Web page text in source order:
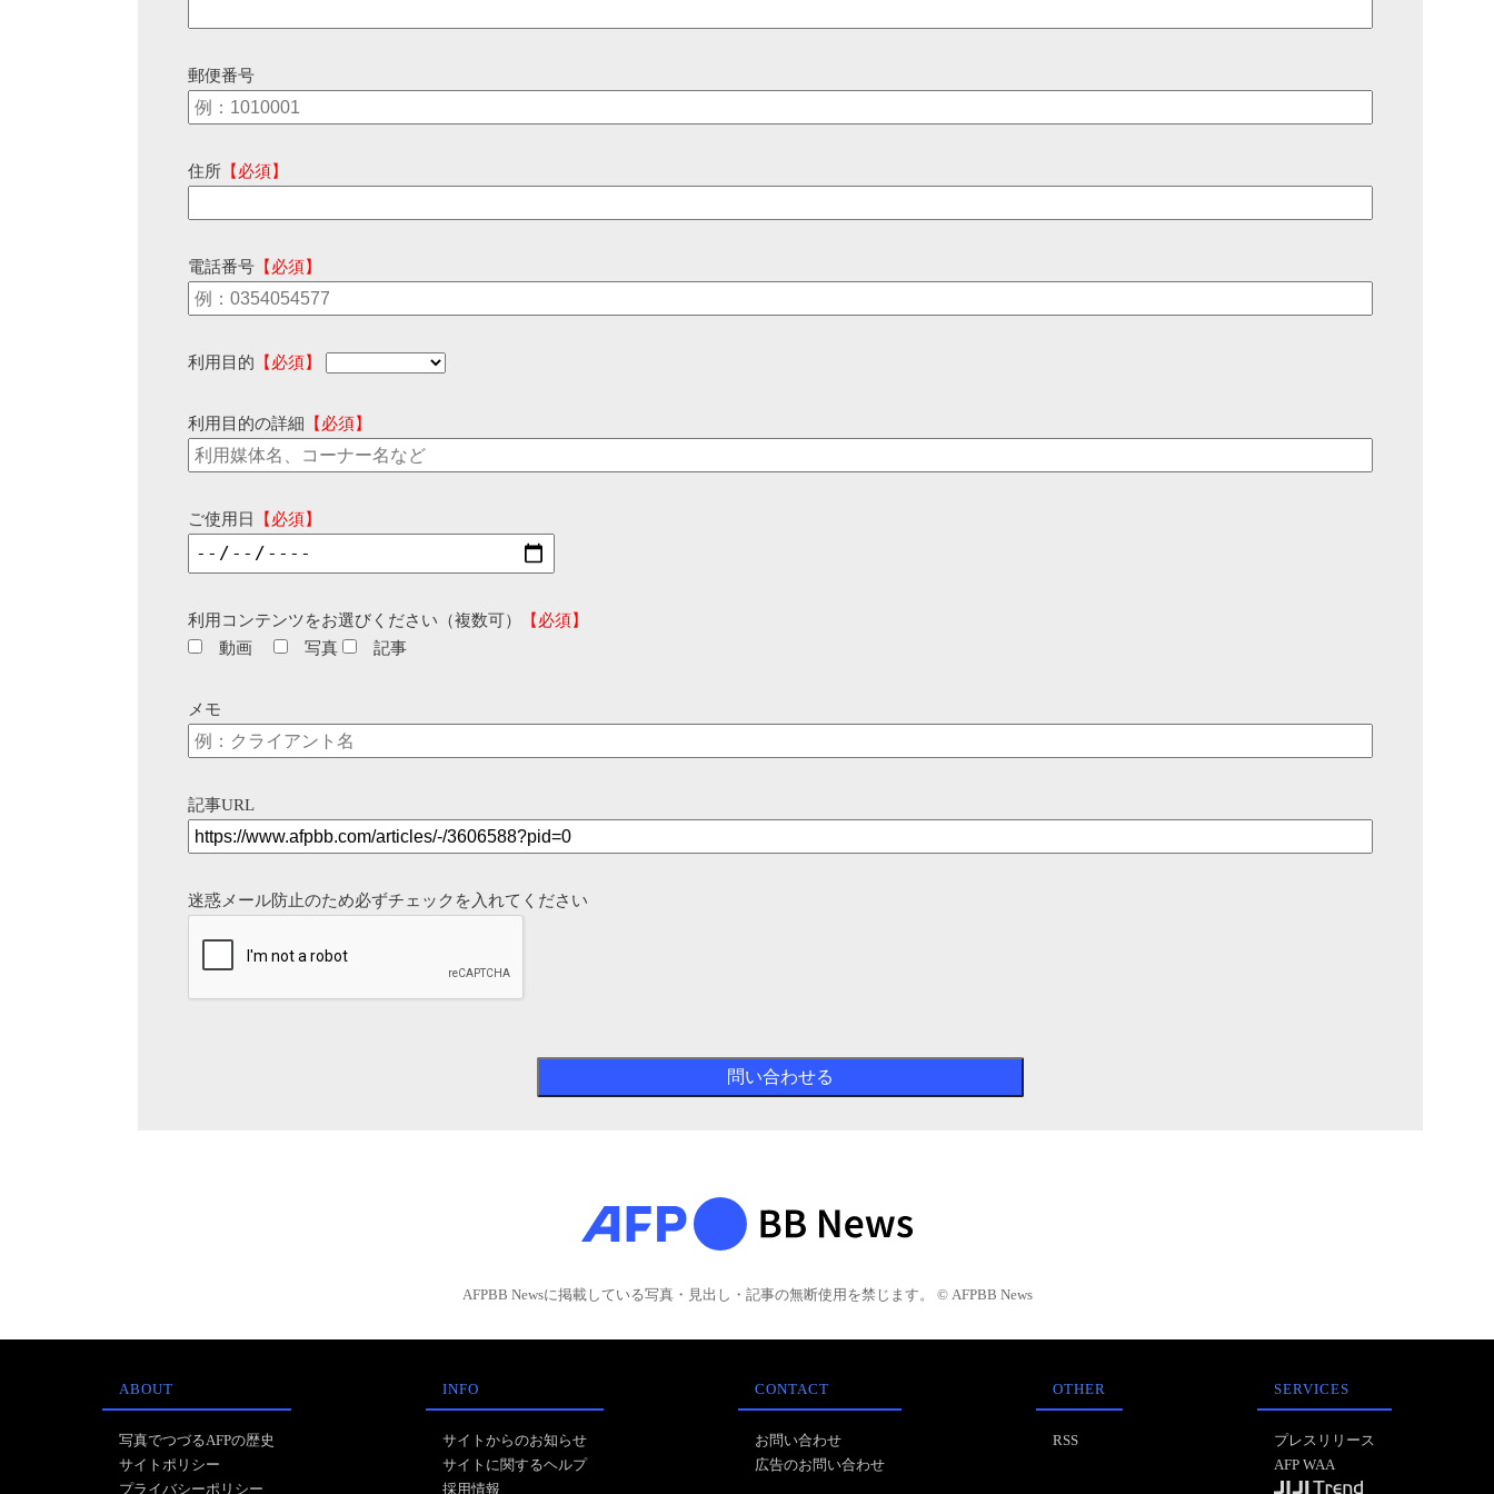
郵便番号
住所 【必須】
電話番号 【必須】
利用目的 【必須】
利用目的の詳細 【必須】
ご使用日 【必須】
利用コンテンツをお選びください（複数可）
【必須】
動画
写真 記事
メモ
記事URL
迷惑メール防止のため必ずチェックを入れてください
AFPBB Newsに掲載している写真・見出し・記事の無断使用を禁じます。 © AFPBB News
ABOUT
写真でつづるAFPの歴史
サイトポリシー
プライバシーポリシー
INFO
サイトからのお知らせ
サイトに関するヘルプ
採用情報
CONTACT
お問い合わせ
広告のお問い合わせ
OTHER
RSS
SERVICES
プレスリリース
AFP WAA